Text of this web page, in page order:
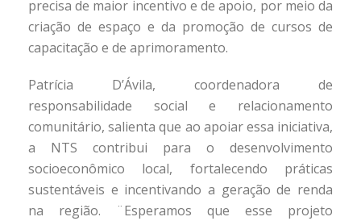
precisa de maior incentivo e de apoio, por meio da
criação de espaço e da promoção de cursos de
capacitação e de aprimoramento.
Patrícia D’Ávila, coordenadora de
responsabilidade social e relacionamento
comunitário, salienta que ao apoiar essa iniciativa,
a NTS contribui para o desenvolvimento
socioeconômico local, fortalecendo práticas
sustentáveis e incentivando a geração de renda
na região. ¨Esperamos que esse projeto